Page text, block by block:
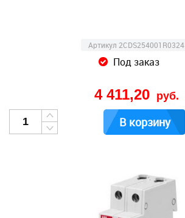
Артикул 2CDS254001R0324
Под заказ
4 411,20 руб.
В корзину